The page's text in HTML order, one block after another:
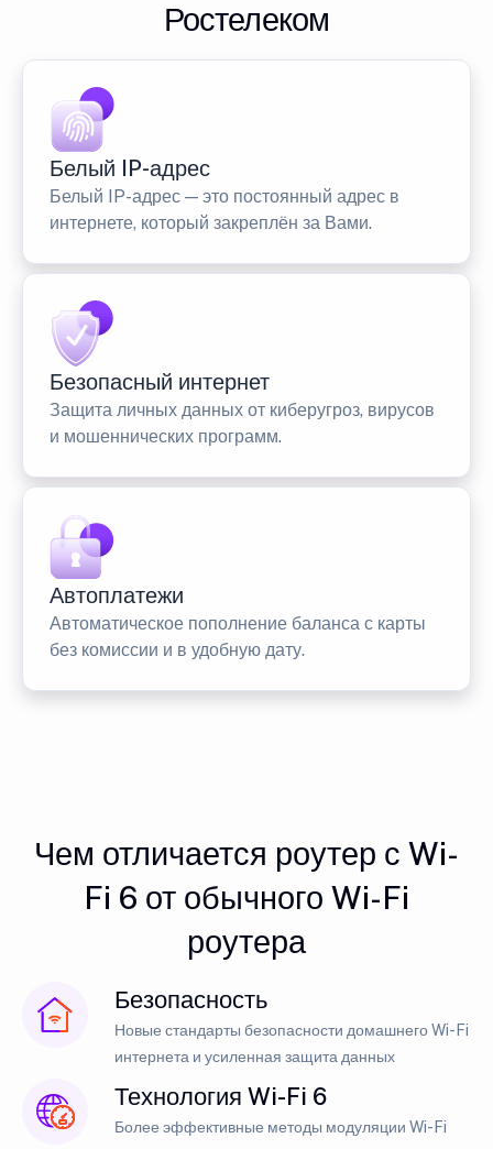
Ростелеком
Белый IP-адрес
Белый IP-адрес — это постоянный адрес в
интернете, который закреплён за Вами.
Безопасный интернет
Защита личных данных от киберугроз, вирусов
и мошеннических программ.
Автоплатежи
Автоматическое пополнение баланса с карты
без комиссии и в удобную дату.
Чем отличается роутер с Wi-
Fi 6 от обычного Wi-Fi
роутера
Безопасность
Новые стандарты безопасности домашнего Wi-Fi
интернета и усиленная защита данных
Технология Wi-Fi 6
Более эффективные методы модуляции Wi-Fi